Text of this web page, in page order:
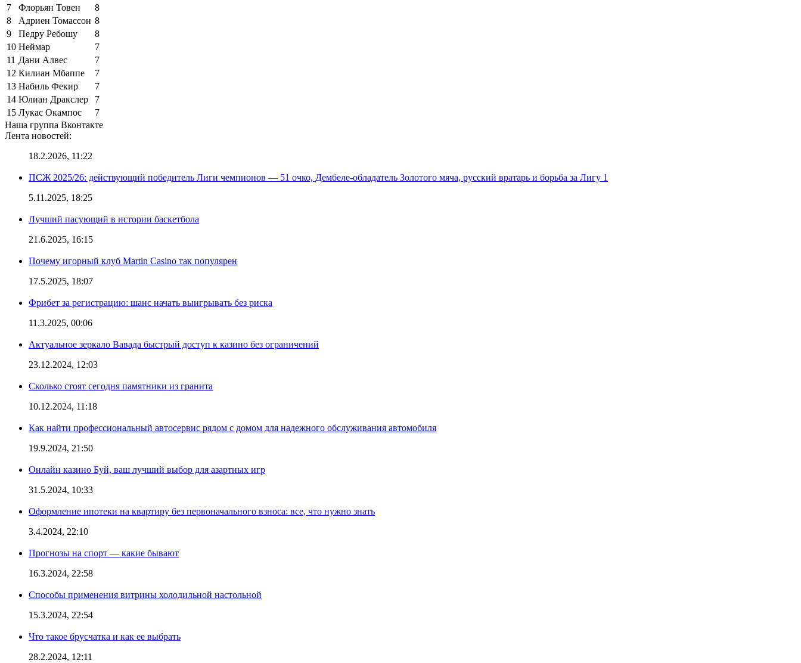
7
Флорьян Товен
8
8
Адриен Томассон 8
9
Педру Ребошу
8
10 Неймар
7
11 Дани Алвес
7
12 Килиан Мбаппе
7
13 Набиль Фекир
7
14 Юлиан Дракслер
7
15 Лукас Окампос
7
Наша группа Вконтакте
Лента новостей:
18.2.2026, 11:22
ПСЖ 2025/26: действующий победитель Лиги чемпионов — 51 очко, Дембеле-обладатель Золотого мяча, русский вратарь и борьба за Лигу 1
5.11.2025, 18:25
Лучший пасующий в истории баскетбола
21.6.2025, 16:15
Почему игорный клуб Martin Casino так популярен
17.5.2025, 18:07
Фрибет за регистрацию: шанс начать выигрывать без риска
11.3.2025, 00:06
Актуальное зеркало Вавада быстрый доступ к казино без ограничений
23.12.2024, 12:03
Сколько стоят сегодня памятники из гранита
10.12.2024, 11:18
Как найти профессиональный автосервис рядом с домом для надежного обслуживания автомобиля
19.9.2024, 21:50
Онлайн казино Буй, ваш лучший выбор для азартных игр
31.5.2024, 10:33
Оформление ипотеки на квартиру без первоначального взноса: все, что нужно знать
3.4.2024, 22:10
Прогнозы на спорт — какие бывают
16.3.2024, 22:58
Способы применения витрины холодильной настольной
15.3.2024, 22:54
Что такое брусчатка и как ее выбрать
28.2.2024, 12:11